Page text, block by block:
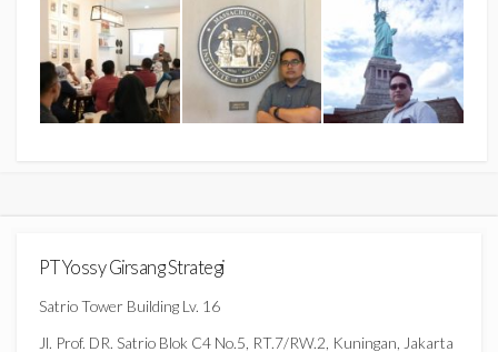
PT Yossy Girsang Strategi
Satrio Tower Building Lv. 16
Jl. Prof. DR. Satrio Blok C4 No.5, RT.7/RW.2, Kuningan, Jakarta